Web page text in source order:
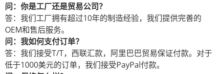
问：你是工厂还是贸易公司？
答：我们工厂拥有超过10年的制造经验，我们提供完善的
OEM和售后服务。
问：我如何支付订单？
答：我们接受T/T，西联汇款，阿里巴巴贸易保证付款。对于
低于1000美元的订单，我们接受PayPal付款。